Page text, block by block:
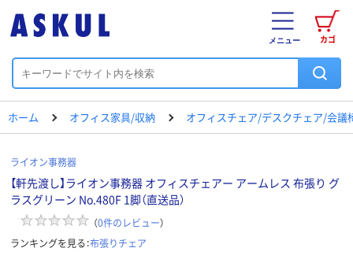
カゴ
メニュー
ホーム オフィス家具/収納 オフィスチェア/デスクチェア/会議
ライオン事務器
【軒先渡し】ライオン事務器 オフィスチェアー アームレス 布張り グ
ラスグリーン No.480F 1脚（直送品）
（0件のレビュー）
ランキングを見る：布張りチェア